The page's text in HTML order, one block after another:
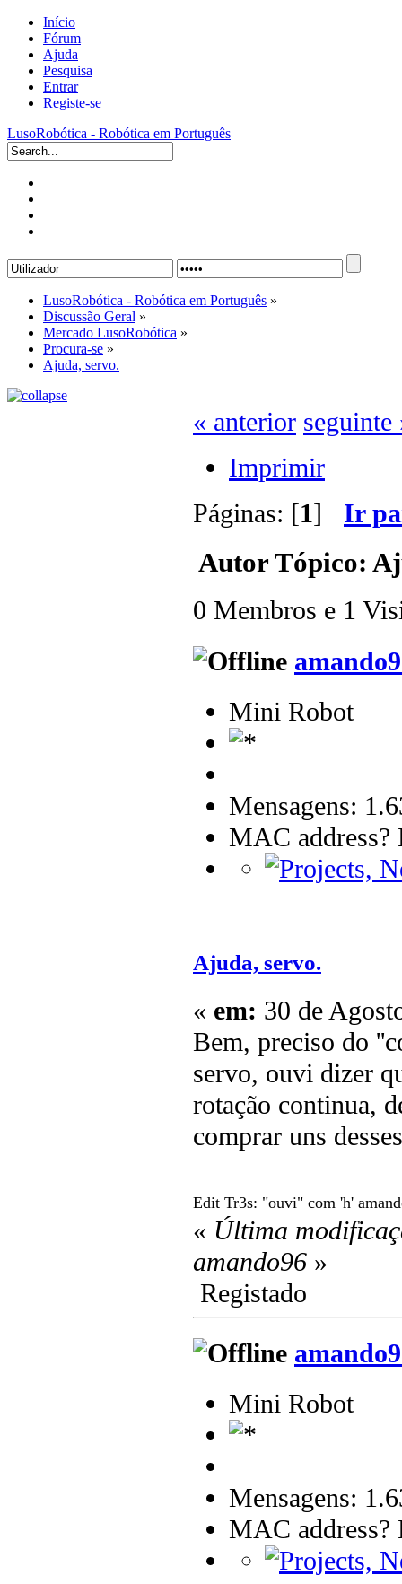
Início
Fórum
Ajuda
Pesquisa
Entrar
Registe-se
LusoRobótica - Robótica em Português
LusoRobótica - Robótica em Português »
Discussão Geral »
Mercado LusoRobótica »
Procura-se »
Ajuda, servo.
« anterior seguinte
Imprimir
Páginas: [1] Ir
AutorTópico:
0 Membros e 1
Mini Robot
Mensagens:
MAC
Ajuda, servo.
« em: 30 de
Bem, preciso do
servo, ouvi dizer
rotação continua,
comprar uns
Edit Tr3s: "ouvi" com 'h'
« Última
amando96 »
Registado
Mini Robot
Mensagens:
MAC